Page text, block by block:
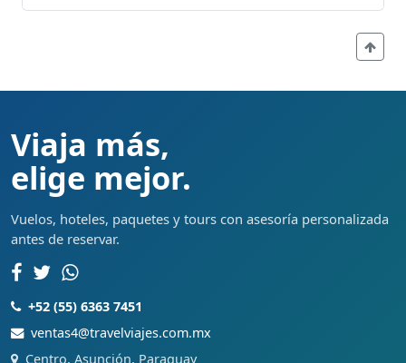
Viaja más,
elige mejor.
Vuelos, hoteles, paquetes y tours con asesoría personalizada
antes de reservar.
+52 (55) 6363 7451
ventas4@travelviajes.com.mx
Centro, Asunción, Paraguay